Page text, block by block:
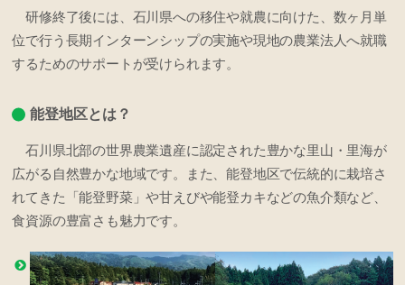
研修終了後には、石川県への移住や就農に向けた、数ヶ月単
位で行う長期インターンシップの実施や現地の農業法人へ就職
するためのサポートが受けられます。
能登地区とは？
石川県北部の世界農業遺産に認定された豊かな里山・里海が
広がる自然豊かな地域です。また、能登地区で伝統的に栽培さ
れてきた「能登野菜」や甘えびや能登カキなどの魚介類など、
食資源の豊富さも魅力です。